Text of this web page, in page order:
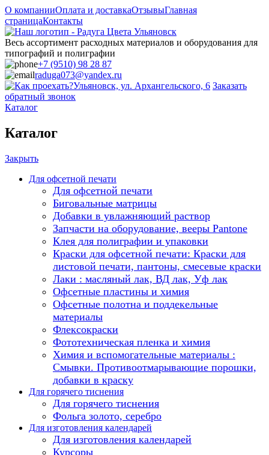
О компанииОплата и доставкаОтзывыГлавная
страницаКонтакты
Весь ассортимент расходных материалов и оборудования для
типографий и полиграфии
+7 (9510) 98 28 87
raduga073@yandex.ru
Ульяновск, ул. Архангельского, 6 Заказать
обратный звонок
Каталог
Каталог
Закрыть
Для офсетной печати
Для офсетной печати
Биговальные матрицы
Добавки в увлажняющий раствор
Запчасти на оборудование, вееры Pantone
Клея для полиграфии и упаковки
Краски для офсетной печати: Краски для
листовой печати, пантоны, смесевые краски
Лаки : масляный лак, ВД лак, Уф лак
Офсетные пластины и химия
Офсетные полотна и поддекельные
материалы
Флексокраски
Фототехническая пленка и химия
Химия и вспомогательные материалы :
Смывки. Противоотмарывающие порошки,
добавки в краску
Для горячего тиснения
Для горячего тиснения
Фольга золото, серебро
Для изготовления календарей
Для изготовления календарей
Курсоры